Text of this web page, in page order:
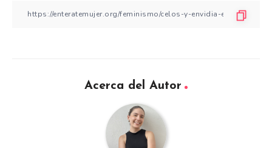
Acerca del Autor